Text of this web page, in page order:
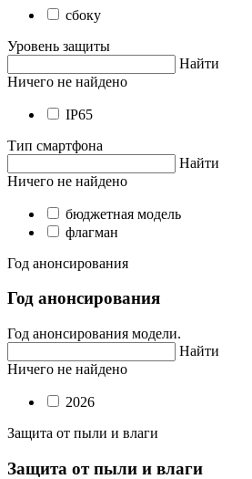
сбоку
Уровень защиты
Найти
Ничего не найдено
IP65
Тип смартфона
Найти
Ничего не найдено
бюджетная модель
флагман
Год анонсирования
Год анонсирования
Год анонсирования модели.
Найти
Ничего не найдено
2026
Защита от пыли и влаги
Защита от пыли и влаги